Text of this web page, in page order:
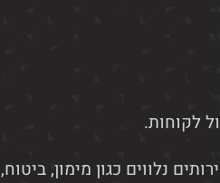
לקוחות.
נלווים כגון מימון, ביטוח,